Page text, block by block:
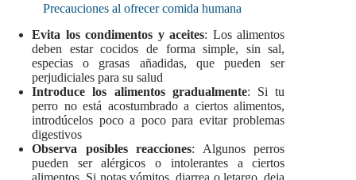
Precauciones al ofrecer comida humana
Evita los condimentos y aceites: Los alimentos
deben estar cocidos de forma simple, sin sal,
especias o grasas añadidas, que pueden ser
perjudiciales para su salud
Introduce los alimentos gradualmente: Si tu
perro no está acostumbrado a ciertos alimentos,
introdúcelos poco a poco para evitar problemas
digestivos
Observa posibles reacciones: Algunos perros
pueden ser alérgicos o intolerantes a ciertos
alimentos. Si notas vómitos, diarrea o letargo, deja